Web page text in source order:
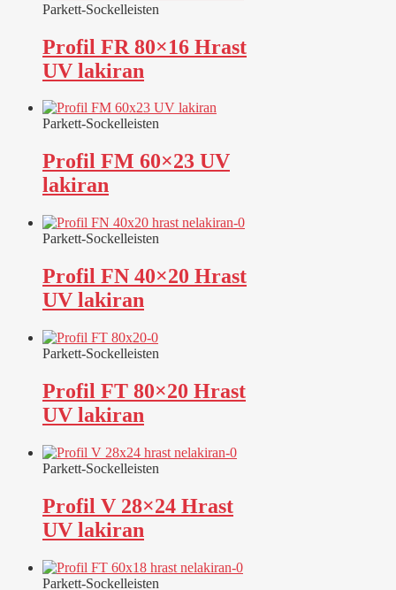
Parkett-Sockelleisten
Profil FR 80×16 Hrast
UV lakiran
Parkett-Sockelleisten
Profil FM 60×23 UV
lakiran
Parkett-Sockelleisten
Profil FN 40×20 Hrast
UV lakiran
Parkett-Sockelleisten
Profil FT 80×20 Hrast
UV lakiran
Parkett-Sockelleisten
Profil V 28×24 Hrast
UV lakiran
Parkett-Sockelleisten